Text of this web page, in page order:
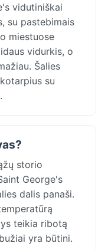
vidutiniškai
su pastebimais
miestuose
vidurkis, o
Šalies
su
storio
George's
dalis panaši.
teikia ribotą
yra būtini.